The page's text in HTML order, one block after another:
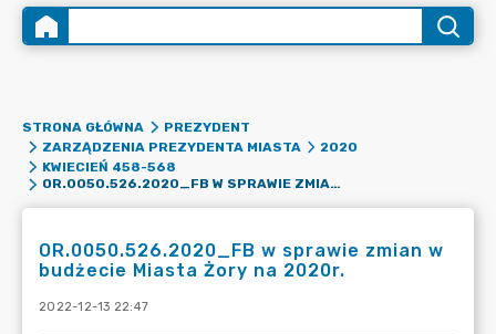
STRONA GŁÓWNA
PREZYDENT
ZARZĄDZENIA PREZYDENTA MIASTA
2020
KWIECIEŃ 458-568
OR.0050.526.2020_FB W SPRAWIE ZMIAN W BUDŻECIE MIASTA ŻORY NA 2020R.
OR.0050.526.2020_FB w sprawie zmian w
budżecie Miasta Żory na 2020r.
2022-12-13 22:47